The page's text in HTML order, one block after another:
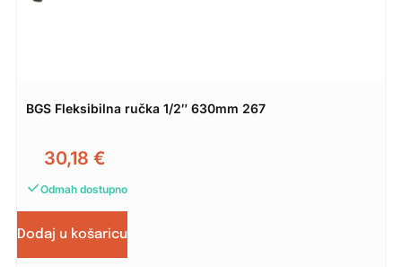
BGS Fleksibilna ručka 1/2″ 630mm 267
30,18 €
Odmah dostupno
Dodaj u košaricu